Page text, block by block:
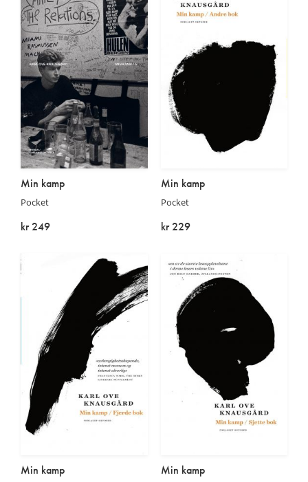
Min kamp
Pocket
kr 249
Min kamp
Pocket
kr 229
Min kamp Min kamp